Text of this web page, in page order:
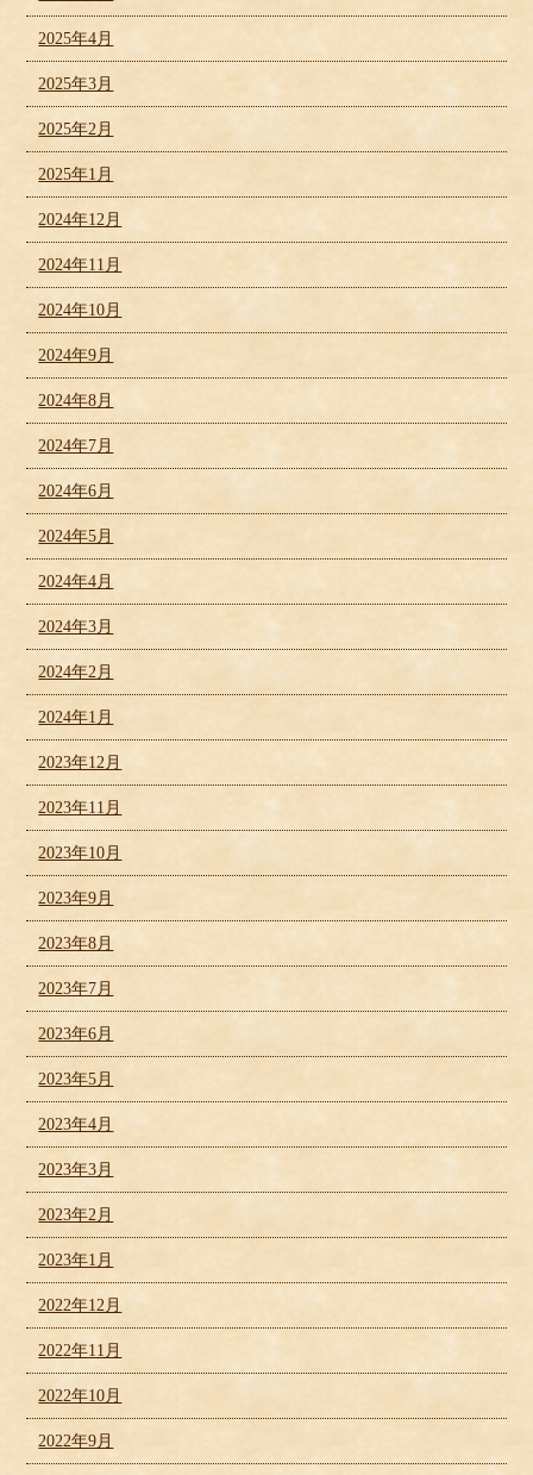
2025年4月
2025年3月
2025年2月
2025年1月
2024年12月
2024年11月
2024年10月
2024年9月
2024年8月
2024年7月
2024年6月
2024年5月
2024年4月
2024年3月
2024年2月
2024年1月
2023年12月
2023年11月
2023年10月
2023年9月
2023年8月
2023年7月
2023年6月
2023年5月
2023年4月
2023年3月
2023年2月
2023年1月
2022年12月
2022年11月
2022年10月
2022年9月